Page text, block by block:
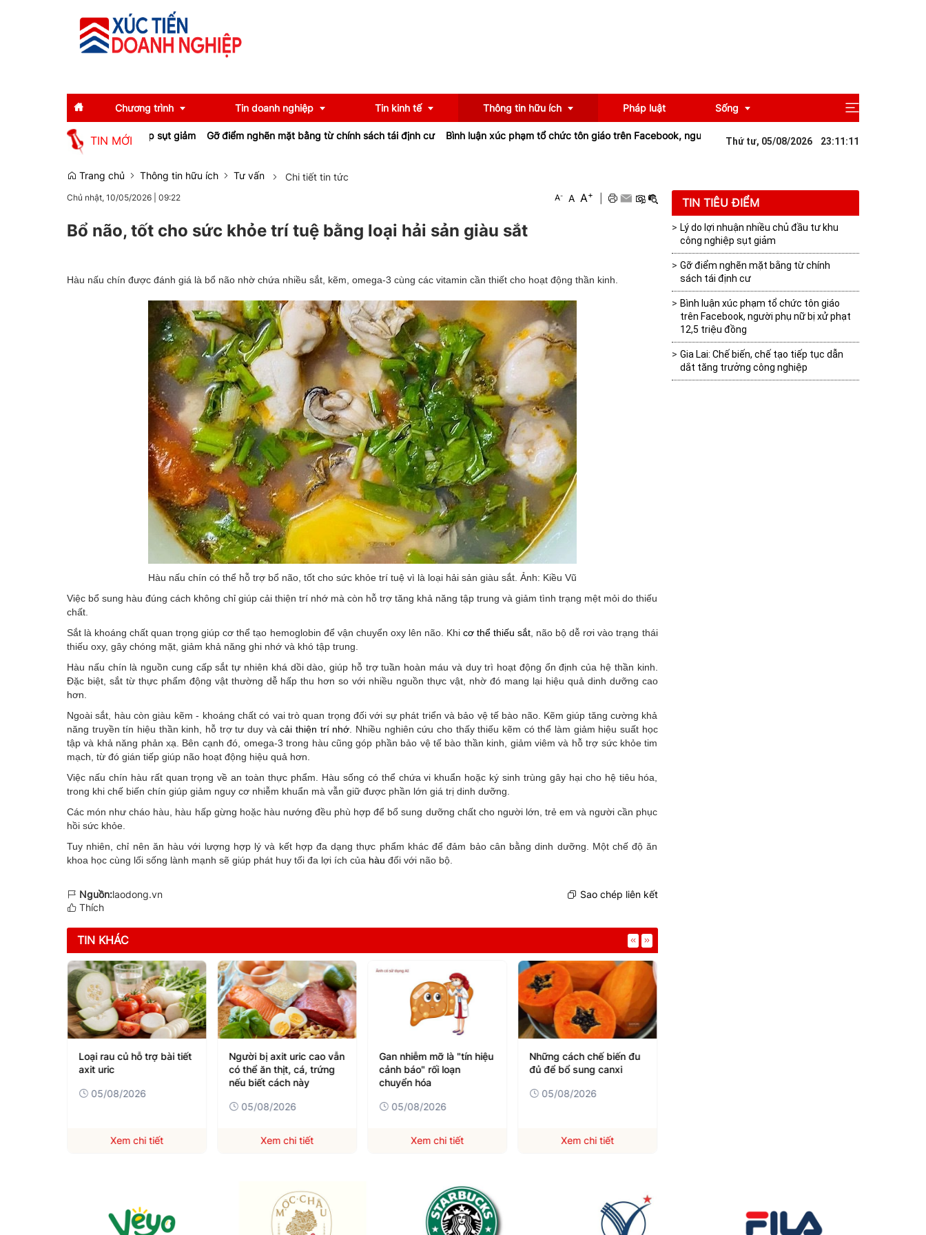
Chương trình
Diễn giả
Thông tin báo chí
Sự kiện
Tin doanh nghiệp
Tin tức
Doanh nghiệp tiêu biểu
Emagazine
Tin kinh tế Thông tin hữu ích
Ngân hàng
Pháp luật Sống
Du lịch
TIN MỚI
chủ đầu tư khu công nghiệp sụt giảm Gỡ điểm nghẽn mặt bằng từ chính sách tái định cư Bình luận xúc phạm tổ chức tôn giáo trên Facebook, người phụ nữ bị xử phạt 12,5 triệu đồng Gia Lai: Chế
Thứ tư, 05/08/2026 23:11 :11
Trang chủ Thông tin hữu ích Tư vấn Chi tiết tin tức
Chủ nhật, 10/05/2026 09:22 A- A A+
Bổ não, tốt cho sức khỏe trí tuệ bằng loại hải sản giàu sắt
Hàu nấu chín được đánh giá là bổ não nhờ chứa nhiều sắt, kẽm, omega-3 cùng các vitamin cần thiết cho hoạt động thần kinh.
Hàu nấu chín có thể hỗ trợ bổ não, tốt cho sức khỏe trí tuệ vì là loại hải sản giàu sắt. Ảnh: Kiều Vũ
Việc bổ sung hàu đúng cách không chỉ giúp cải thiện trí nhớ mà còn hỗ trợ tăng khả năng tập trung và giảm tình trạng mệt mỏi do thiếu
chất.
Sắt là khoáng chất quan trọng giúp cơ thể tạo hemoglobin để vận chuyển oxy lên não. Khi cơ thể thiếu sắt , não bộ dễ rơi vào trạng thái
thiếu oxy, gây chóng mặt, giảm khả năng ghi nhớ và khó tập trung.
Hàu nấu chín là nguồn cung cấp sắt tự nhiên khá dồi dào, giúp hỗ trợ tuần hoàn máu và duy trì hoạt động ổn định của hệ thần kinh.
Đặc biệt, sắt từ thực phẩm động vật thường dễ hấp thu hơn so với nhiều nguồn thực vật, nhờ đó mang lại hiệu quả dinh dưỡng cao
hơn.
Ngoài sắt, hàu còn giàu kẽm - khoáng chất có vai trò quan trọng đối với sự phát triển và bảo vệ tế bào não. Kẽm giúp tăng cường khả
năng truyền tín hiệu thần kinh, hỗ trợ tư duy vàcải thiện trí nhớ . Nhiều nghiên cứu cho thấy thiếu kẽm có thể làm giảm hiệu suất học
tập và khả năng phản xạ. Bên cạnh đó, omega-3 trong hàu cũng góp phần bảo vệ tế bào thần kinh, giảm viêm và hỗ trợ sức khỏe tim
mạch, từ đó gián tiếp giúp não hoạt động hiệu quả hơn.
Việc nấu chín hàu rất quan trọng về an toàn thực phẩm. Hàu sống có thể chứa vi khuẩn hoặc ký sinh trùng gây hại cho hệ tiêu hóa,
trong khi chế biến chín giúp giảm nguy cơ nhiễm khuẩn mà vẫn giữ được phần lớn giá trị dinh dưỡng.
Các món như cháo hàu, hàu hấp gừng hoặc hàu nướng đều phù hợp để bổ sung dưỡng chất cho người lớn, trẻ em và người cần phục
hồi sức khỏe.
Tuy nhiên, chỉ nên ăn hàu với lượng hợp lý và kết hợp đa dạng thực phẩm khác để đảm bảo cân bằng dinh dưỡng. Một chế độ ăn
khoa học cùng lối sống lành mạnh sẽ giúp phát huy tối đa lợi ích của hàu đối với não bộ.
Nguồn:laodong.vn
Sao chép liên kết
Thích
TIN KHÁC
Loại rau củ hỗ trợ bài tiết
axit uric
05/08/2026
Xem chi tiết
Người bị axit uric cao vẫn
có thể ăn thịt, cá, trứng
nếu biết cách này
05/08/2026
Xem chi tiết
Gan nhiễm mỡ là "tín hiệu
cảnh báo" rối loạn
chuyển hóa
05/08/2026
Xem chi tiết
Những cách chế biến đu
đủ để bổ sung canxi
05/08/2026
Xem chi tiết
TIN TIÊU ĐIỂM
Lý do lợi nhuận nhiều chủ đầu tư khu
công nghiệp sụt giảm
Gỡ điểm nghẽn mặt bằng từ chính
sách tái định cư
Bình luận xúc phạm tổ chức tôn giáo
trên Facebook, người phụ nữ bị xử phạt
12,5 triệu đồng
Gia Lai: Chế biến, chế tạo tiếp tục dẫn
dắt tăng trưởng công nghiệp